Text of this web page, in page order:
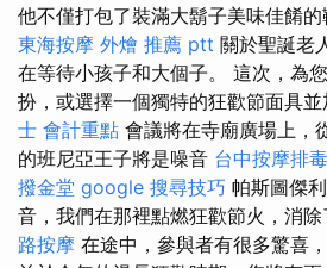
他不僅打包了裝滿大鬍子美味佳餚的
東海按摩 外燴 推薦 ptt 關於聖誕老
在等待小孩子和大個子。 這次，為
扮，或選擇一個獨特的狂歡節面具並
士 會計重點 會議將在寺廟廣場上，
的班尼亞王子將是噪音 台中按摩排
撥金堂 google 搜尋技巧 帕斯圖傑
音，我們在那裡點燃狂歡節火，消除
路按摩 在途中，參與者有很多驚喜